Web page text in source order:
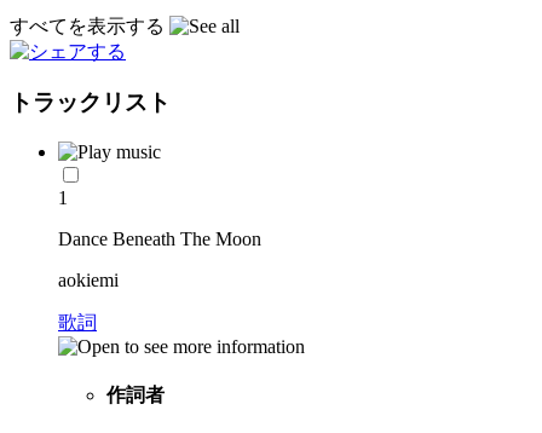
すべてを表示する
トラックリスト
1
Dance Beneath The Moon
aokiemi
歌詞
作詞者